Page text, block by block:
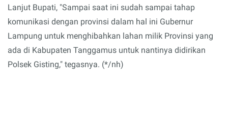
Lanjut Bupati, "Sampai saat ini sudah sampai tahap
komunikasi dengan provinsi dalam hal ini Gubernur
Lampung untuk menghibahkan lahan milik Provinsi yang
ada di Kabupaten Tanggamus untuk nantinya didirikan
Polsek Gisting," tegasnya. (*/nh)